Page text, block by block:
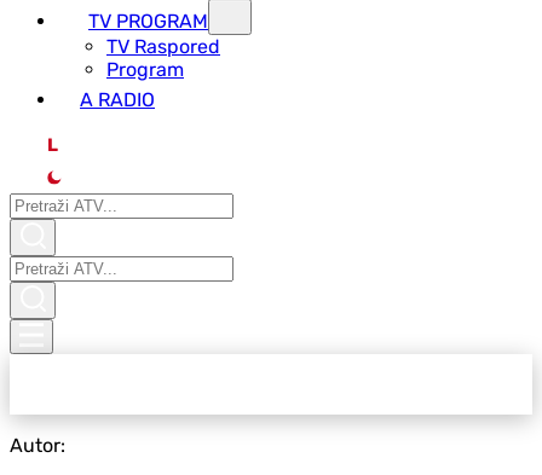
TV PROGRAM
ТV Raspored
Program
A RADIO
L
Autor: